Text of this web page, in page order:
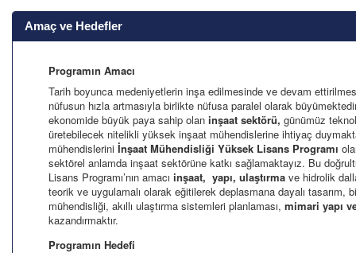
Amaç ve Hedefler
Programın Amacı
Tarih boyunca medeniyetlerin inşa edilmesinde ve devam
nüfusun hızla artmasıyla birlikte nüfusa paralel olarak
ekonomide büyük paya sahip olan inşaat sektörü, günümüz
üretebilecek nitelikli yüksek inşaat mühendislerine ihtiyaç
mühendislerini İnşaat Mühendisliği Yüksek Lisans Programı
sektörel anlamda inşaat sektörüne katkı sağlamaktayız. Bu
Lisans Programı’nın amacı inşaat, yapı, ulaştırma ve hidrolik
teorik ve uygulamalı olarak eğitilerek deplasmana dayalı tasarım,
mühendisliği, akıllı ulaştırma sistemleri planlaması, mimari yapı
kazandırmaktır.
Programın Hedefi